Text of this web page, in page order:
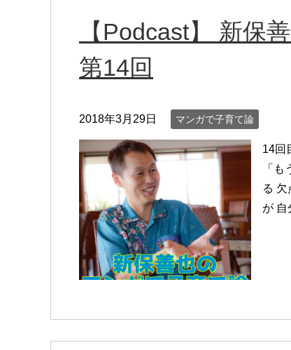
【Podcast】 新保
第14回
2018年3月29日 マンガで子育て論
14回
「
る
が 自